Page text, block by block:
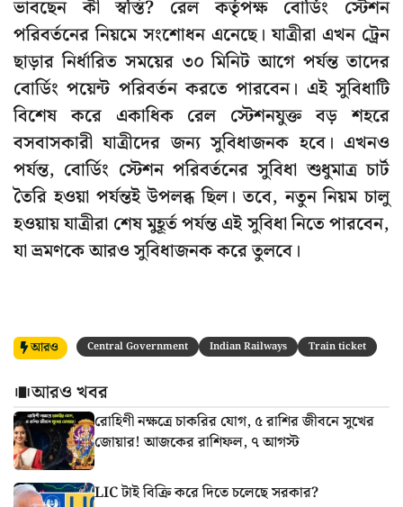
ভাবছেন কী স্বস্তি? রেল কর্তৃপক্ষ বোর্ডিং স্টেশন
পরিবর্তনের নিয়মে সংশোধন এনেছে। যাত্রীরা এখন ট্রেন
ছাড়ার নির্ধারিত সময়ের ৩০ মিনিট আগে পর্যন্ত তাদের
বোর্ডিং পয়েন্ট পরিবর্তন করতে পারবেন। এই সুবিধাটি
বিশেষ করে একাধিক রেল স্টেশনযুক্ত বড় শহরে
বসবাসকারী যাত্রীদের জন্য সুবিধাজনক হবে। এখনও
পর্যন্ত, বোর্ডিং স্টেশন পরিবর্তনের সুবিধা শুধুমাত্র চার্ট
তৈরি হওয়া পর্যন্তই উপলব্ধ ছিল। তবে, নতুন নিয়ম চালু
হওয়ায় যাত্রীরা শেষ মুহূর্ত পর্যন্ত এই সুবিধা নিতে পারবেন,
যা ভ্রমণকে আরও সুবিধাজনক করে তুলবে।
আরও Central Government Indian Railways Train ticket
আরও খবর
রোহিণী নক্ষত্রে চাকরির যোগ, ৫ রাশির জীবনে সুখের
জোয়ার! আজকের রাশিফল, ৭ আগস্ট
LIC টাই বিক্রি করে দিতে চলেছে সরকার?